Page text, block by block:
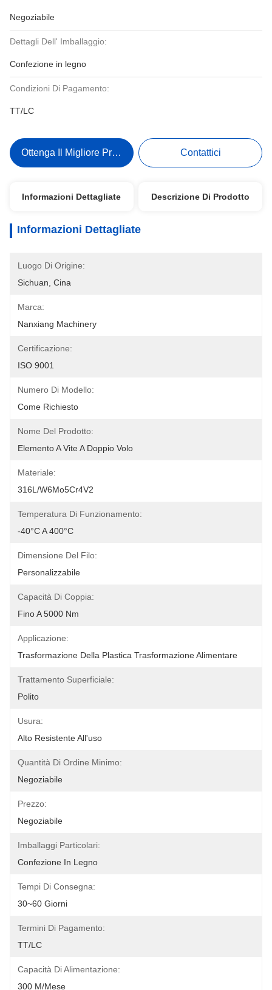
Negoziabile
Dettagli Dell' Imballaggio:
Confezione in legno
Condizioni Di Pagamento:
TT/LC
Ottenga Il Migliore Prezzo Contattici
Informazioni Dettagliate Descrizione Di Prodotto
Informazioni Dettagliate
Luogo Di Origine:
Sichuan, Cina
Marca:
Nanxiang Machinery
Certificazione:
ISO 9001
Numero Di Modello:
Come Richiesto
Nome Del Prodotto:
Elemento A Vite A Doppio Volo
Materiale:
316L/W6Mo5Cr4V2
Temperatura Di Funzionamento:
-40°C A 400°C
Dimensione Del Filo:
Personalizzabile
Capacità Di Coppia:
Fino A 5000 Nm
Applicazione:
Trasformazione Della Plastica Trasformazione Alimentare
Trattamento Superficiale:
Polito
Usura:
Alto Resistente All'uso
Quantità Di Ordine Minimo:
Negoziabile
Prezzo:
Negoziabile
Imballaggi Particolari:
Confezione In Legno
Tempi Di Consegna:
30~60 Giorni
Termini Di Pagamento:
TT/LC
Capacità Di Alimentazione:
300 M/mese